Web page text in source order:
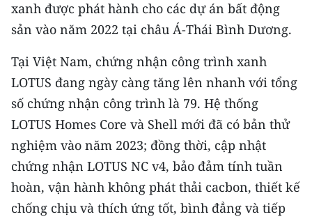
xanh được phát hành cho các dự án bất động
sản vào năm 2022 tại châu Á-Thái Bình Dương.
Tại Việt Nam, chứng nhận công trình xanh
LOTUS đang ngày càng tăng lên nhanh với tổng
số chứng nhận công trình là 79. Hệ thống
LOTUS Homes Core và Shell mới đã có bản thử
nghiệm vào năm 2023; đồng thời, cập nhật
chứng nhận LOTUS NC v4, bảo đảm tính tuần
hoàn, vận hành không phát thải cacbon, thiết kế
chống chịu và thích ứng tốt, bình đẳng và tiếp